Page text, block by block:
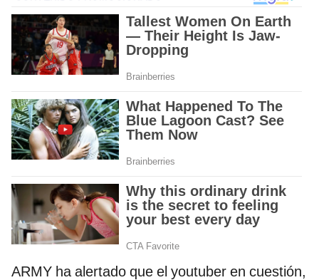
ARMY ha alertado que el youtuber en cuestión,